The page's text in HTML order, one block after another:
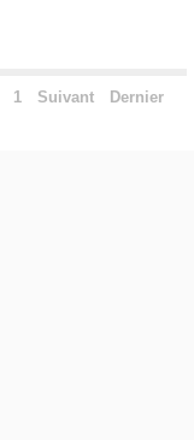
1 Suivant Dernier